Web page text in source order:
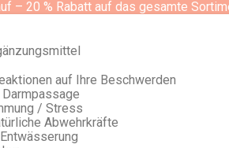
– 20 % Rabatt auf das gesamte
auf Ihre Beschwerden
/ Stress
Abwehrkräfte